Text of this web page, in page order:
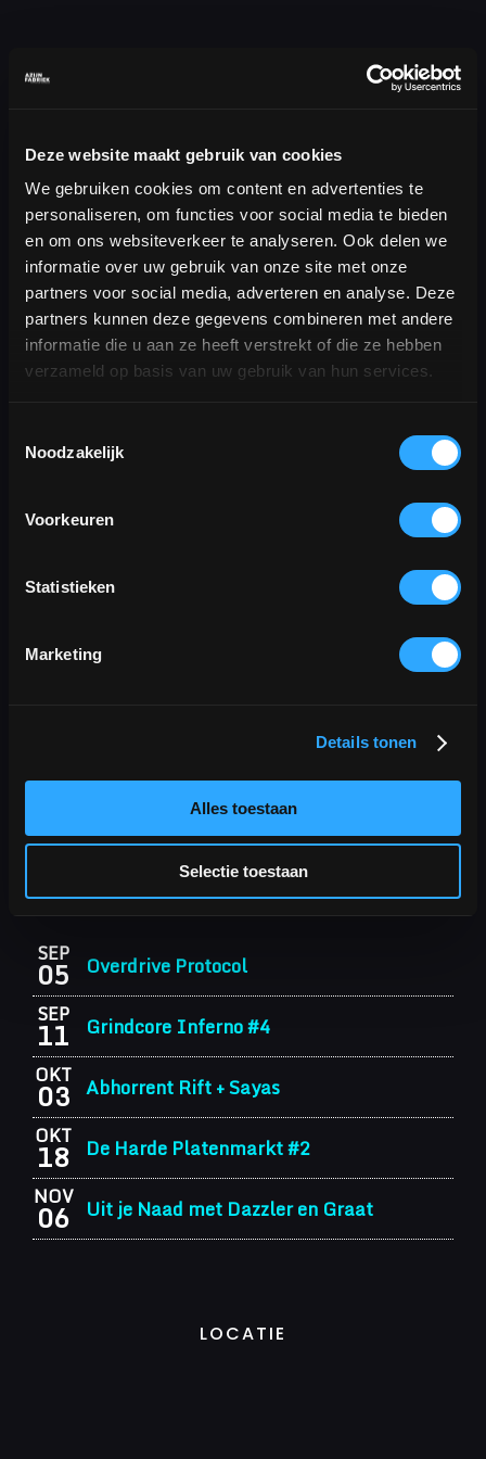
Deze website maakt gebruik van cookies
We gebruiken cookies om content en advertenties te
personaliseren, om functies voor social media te bieden
en om ons websiteverkeer te analyseren. Ook delen we
informatie over uw gebruik van onze site met onze
partners voor social media, adverteren en analyse. Deze
partners kunnen deze gegevens combineren met andere
informatie die u aan ze heeft verstrekt of die ze hebben
verzameld op basis van uw gebruik van hun services.
Noodzakelijk
Voorkeuren
Statistieken
Marketing
Details tonen
Alles toestaan
Selectie toestaan
AGENDA
SEP
05 Overdrive Protocol
SEP
11 Grindcore Inferno #4
OKT
03 Abhorrent Rift + Sayas
OKT
18 De Harde Platenmarkt #2
NOV
06 Uit je Naad met Dazzler en Graat
LOCATIE